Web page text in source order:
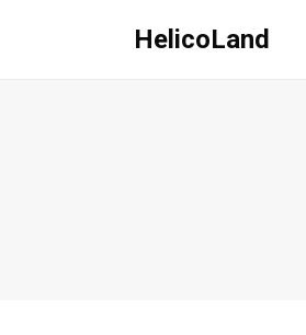
HelicoLand